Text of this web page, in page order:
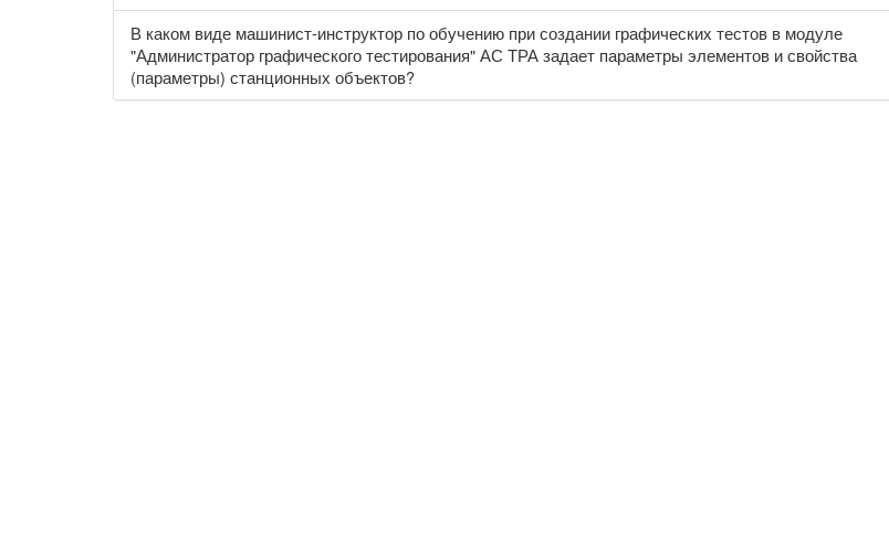
В каком виде машинист-инструктор по обучению при создании графических тестов в модуле
"Администратор графического тестирования" АС ТРА задает параметры элементов и свойства
(параметры) станционных объектов?